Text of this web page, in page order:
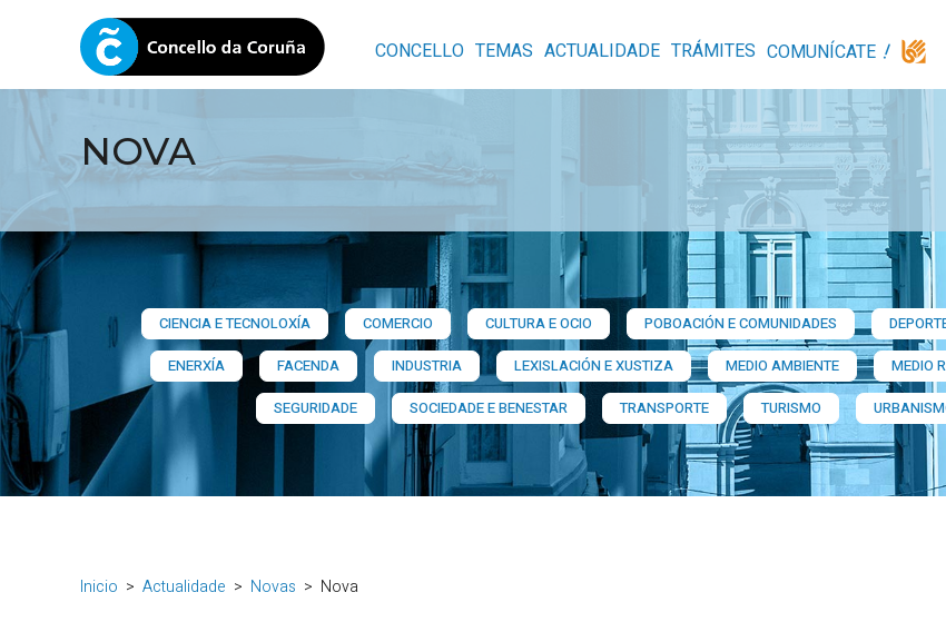
CONCELLO TEMAS ACTUALIDADE TRÁMITES COMUNÍCATE
NOVA
CIENCIA E TECNOLOXÍA COMERCIO CULTURA E OCIO POBOACIÓN E COMUNIDADES
ENERXÍA
FACENDA INDUSTRIA LEXISLACIÓN E XUSTIZA MEDIO AMBIENTE MEDIO
SEGURIDADE
SOCIEDADE E BENESTAR TRANSPORTE TURISMO
Inicio Actualidade Novas Nova